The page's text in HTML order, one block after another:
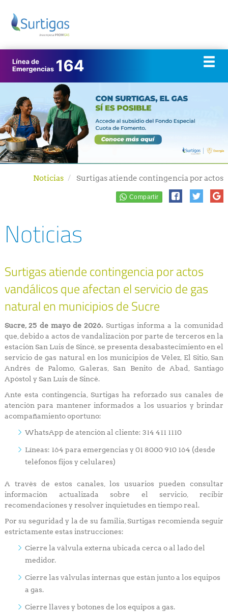
Noticias Surtigas atiende contingencia por actos
Noticias
Surtigas atiende contingencia por actos
vandálicos que afectan el servicio de gas
natural en municipios de Sucre
Sucre, 25 de mayo de 2026. Surtigas informa a la comunidad
que, debido a actos de vandalización por parte de terceros en la
estación San Luis de Sincé, se presenta desabastecimiento en el
servicio de gas natural en los municipios de Vélez, El Sitio, San
Andrés de Palomo, Galeras, San Benito de Abad, Santiago
Apóstol y San Luis de Sincé.
Ante esta contingencia, Surtigas ha reforzado sus canales de
atención para mantener informados a los usuarios y brindar
acompañamiento oportuno:
WhatsApp de atención al cliente: 314 411 1110
Líneas: 164 para emergencias y 01 8000 910 164 (desde
teléfonos fijos y celulares)
A través de estos canales, los usuarios pueden consultar
información actualizada sobre el servicio, recibir
recomendaciones y resolver inquietudes en tiempo real.
Por su seguridad y la de su familia, Surtigas recomienda seguir
estrictamente estas instrucciones:
Cierre la válvula externa ubicada cerca o al lado del
medidor.
Cierre las válvulas internas que están junto a los equipos
a gas.
Cierre llaves y botones de los equipos a gas.